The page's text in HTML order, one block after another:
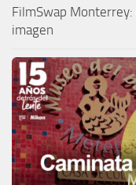
FilmSwap
imagen